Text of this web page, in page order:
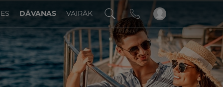
DĀVANAS VAIRĀK